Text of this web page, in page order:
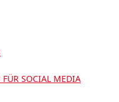
SOCIAL MEDIA